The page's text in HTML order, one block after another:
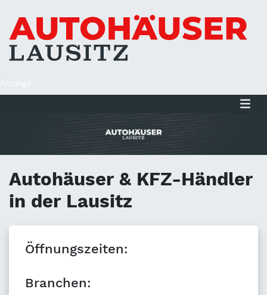
Autohäuser & KFZ-Händler
in der Lausitz
Öffnungszeiten:
Branchen: